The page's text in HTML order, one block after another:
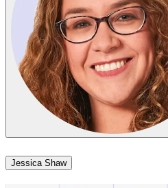
Jessica Shaw​​​​‌ ‍ ​‍​‍‌‍ ‌ ​‍‌‍‍‌‌‍‌ ‌‍‍‌‌‍ ‍​‍​‍​ ‍‍​‍​‍‌ ​ ‌‍​‌‌‍ ‍‌‍‍‌‌ ‌​‌ ‍‌​‍ ‍‌‍‍‌‌‍ ​‍​‍​‍ ​​‍​‍‌‍‍​‌ ​‍‌‍‌‌‌‍‌‍​‍​‍​ ‍‍​‍​‍‌‍‍​‌ ‌​‌ ‌​‌ ​​​ ‍‍​‍ ​‍ ‌‍ ​‌‍ ‌‍​ ‌‍​‌‌‍ ​‌‍‍​‌‍ ‌ ​ ‌ ‌​​ ‍‍​ ​ ​ ​ ​ ​ ​ ​ ​‍ ‌‍‍‌‌‍ ‍‌ ‌​‌‍‌‌‌‍ ‍‌ ‌​​‍ ‌‍‌‌‌‍‌​‌‍‍‌‌ ‌​​‍ ‌‍ ‌‌‍ ‌‍‌​‌‍‌‌​ ‌‌ ​​‌ ​‍‌‍‌‌‌ ​ ‌‍‌‌‌‍ ‍‌ ‌​‌‍​‌‌ ‌​‌‍‍‌‌‍ ‌‍ ‍​ ‍ ‌‍‍‌‌‍‌​​ ‌​ ‌​​ ​‌​ ‌ ‌‍‌‍​ ‍​‌‍‌‍‌‍​ ​ ‌‌​‍ ‌‌‍​‍​ ‌‍​ ‌​‌‍​‌​‍ ‌​ ‌​‌‍​‌​ ​‍​ ‍​​‍ ‌​ ‍‌​ ‌‌​ ‌ ​ ‌‌​‍ ‌‌‍​ ​ ‍‌​ ​​​ ​​‌‍​‌‌‍‌‍‌‍​‌​ ​‍‌‍‌‍​ ‌ ​ ‍​​ ‌‍​ ‍ ‌ ‌​‌ ‍‌‌ ​​‌‍‌‌​ ‌‌‍​‌‌ ‌‌‌ ‌​‌‍‍​‌‍ ‌ ​‍​ ‍ ‌ ​​‌‍​‌‌ ‌​‌‍‍​​ ‌‌‍ ‍‌‍​‌‌‍ ‌‌‍‌‌​ ‌‍​‍‌‍​‌‌ ​ ‌‍‌‌‌‌‌‌‌ ​‍‌‍ ​​ ‌‌‍‍​‌ ‌​‌ ‌​‌ ​​​‍‌‌​ ​ ‌​​‌​‍‌‌​ ​‍‌​‌‍​‍‌‌​ ​‍‌​‌‍‌‍ ​‌‍ ‌‍​ ‌‍​‌‌‍ ​‌‍‍​‌‍ ‌ ​ ‌ ‌​​‍‌‌​ ​ ‌​​‌​ ​ ​ ​ ​ ​ ​ ​ ​‍‌‍‌‍‍‌‌‍‌​​ ‌​ ‌​​ ​‌​ ‌ ‌‍‌‍​ ‍​‌‍‌‍‌‍​ ​ ‌‌​‍ ‌‌‍​‍​ ‌‍​ ‌​‌‍​‌​‍ ‌​ ‌​‌‍​‌​ ​‍​ ‍​​‍ ‌​ ‍‌​ ‌‌​ ‌ ​ ‌‌​‍ ‌‌‍​ ​ ‍‌​ ​​​ ​​‌‍​‌‌‍‌‍‌‍​‌​ ​‍‌‍‌‍​ ‌ ​ ‍​​ ‌‍​‍‌‍‌ ‌​‌ ‍‌‌ ​​‌‍‌‌​ ‌‌‍​‌‌ ‌‌‌ ‌​‌‍‍​‌‍ ‌ ​‍​‍‌‍‌ ​​‌‍​‌‌ ‌​‌‍‍​​ ‌‌‍ ‍‌‍​‌‌‍ ‌‌‍‌‌​‍‌‍‌ ​​‌‍‌‌‌ ​‍‌ ​ ‌ ​​‌‍‌‌‌‍​ ‌ ‌​‌‍‍‌‌ ‌‍‌‍‌‌​ ‌‌ ​​‌ ‌‌‌‍​‍‌‍ ​‌‍‍‌‌ ​ ‌‍‍​‌‍‌‌‌‍‌​​‍​‍‌ ‌